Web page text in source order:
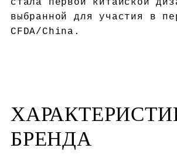
стала первой китайской
выбранной для участия в
CFDA/China.
БРЕНДА